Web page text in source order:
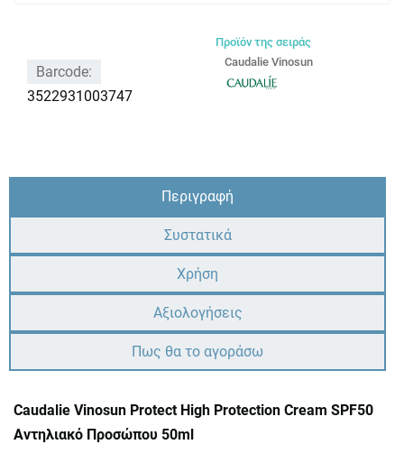
Barcode:
3522931003747
Προϊόν της σειράς
Caudalie Vinosun
Περιγραφή
Συστατικά
Χρήση
Αξιολογήσεις
Πως θα το αγοράσω
Caudalie Vinosun Protect High Protection Cream SPF50
Αντηλιακό Προσώπου 50ml